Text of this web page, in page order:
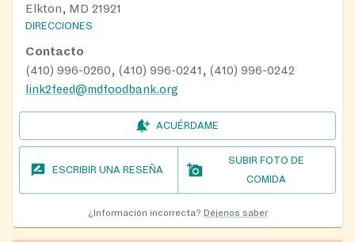
Elkton, MD 21921
DIRECCIONES
Contacto
(410) 996-0260, (410) 996-0241, (410) 996-0242
link2feed@mdfoodbank.org
ACUÉRDAME
ESCRIBIR UNA RESEÑA
SUBIR FOTO DE
COMIDA
¿Información incorrecta? Déjenos saber